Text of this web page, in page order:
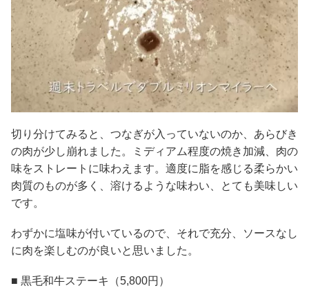
切り分けてみると、つなぎが入っていないのか、あらびき
の肉が少し崩れました。ミディアム程度の焼き加減、肉の
味をストレートに味わえます。適度に脂を感じる柔らかい
肉質のものが多く、溶けるような味わい、とても美味しい
です。
わずかに塩味が付いているので、それで充分、ソースなし
に肉を楽しむのが良いと思いました。
■ 黒毛和牛ステーキ（5,800円）